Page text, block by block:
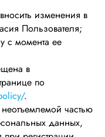
изменения в
Пользователя;
с момента ее
в
по
.
частью
данных,